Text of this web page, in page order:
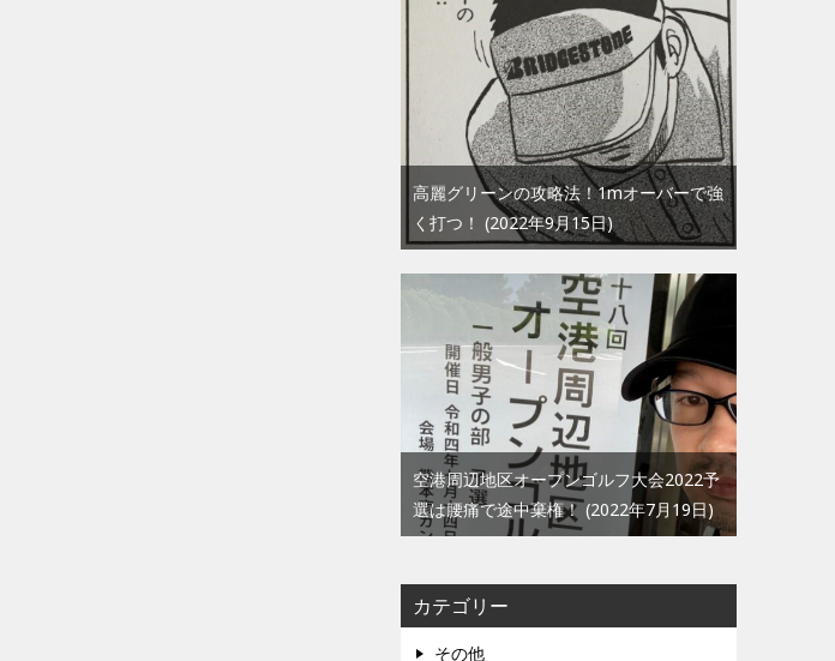
高麗グリーンの攻略法！1mオーバーで強
く打つ！
2022年9月15日
空港周辺地区オープンゴルフ大会2022予
選は腰痛で途中棄権！ 2022年7月19日
カテゴリー
その他